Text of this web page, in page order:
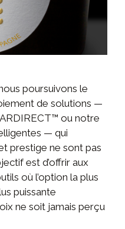
poursuivons le
de solutions —
ou notre
— qui
prestige ne sont pas
est d’offrir aux
où l’option la plus
puissante
ne soit jamais perçu